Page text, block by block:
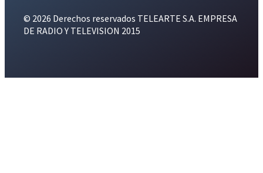
© 2026 Derechos reservados TELEARTE S.A. EMPRESA
DE RADIO Y TELEVISION 2015